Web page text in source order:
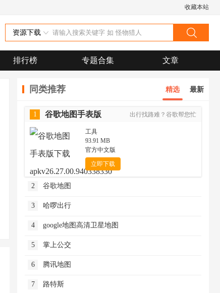
收藏本站
资源下载
排行榜 专题合集 文章
同类推荐 精选 最新
1 谷歌地图手表版 出行找路难？谷歌帮您忙
工具
93.91 MB
官方中文版
立即下载
2 谷歌地图
3 哈啰出行
4 google地图高清卫星地图
5 掌上公交
6 腾讯地图
7 路特斯